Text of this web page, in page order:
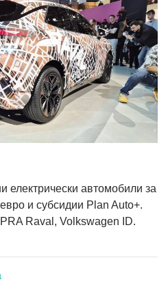
електрически автомобили за
и субсидии Plan Auto+.
Raval, Volkswagen ID.